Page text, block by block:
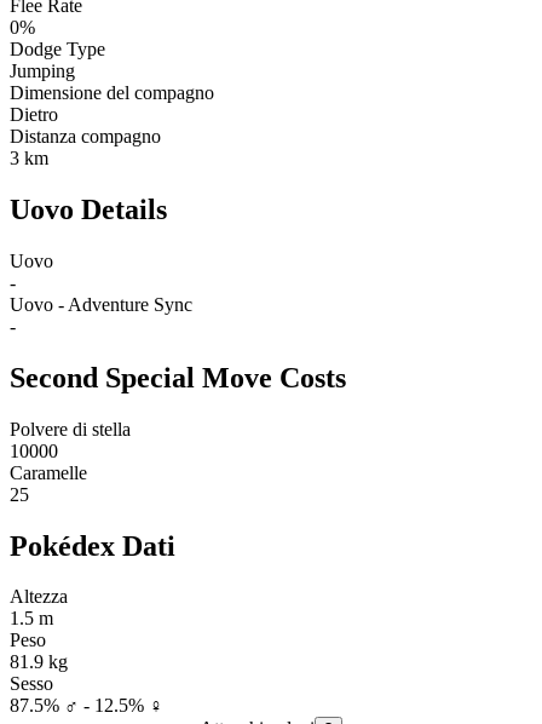
Flee Rate
0%
Dodge Type
Jumping
Dimensione del compagno
Dietro
Distanza compagno
3 km
Uovo Details
Uovo
-
Uovo - Adventure Sync
-
Second Special Move Costs
Polvere di stella
10000
Caramelle
25
Pokédex Dati
Altezza
1.5 m
Peso
81.9 kg
Sesso
87.5% ♂ - 12.5% ♀